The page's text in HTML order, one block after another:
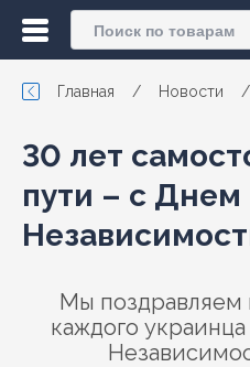
Главная / Новости /
30 лет
пути – с Днем
Мы поздравляем
каждого